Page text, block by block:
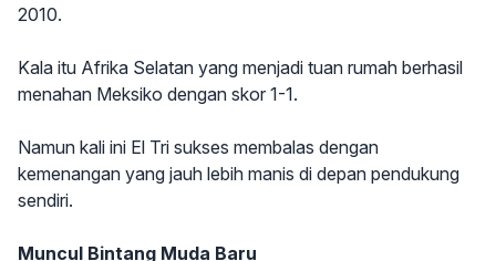
2010.
Kala itu Afrika Selatan yang menjadi tuan rumah berhasil
menahan Meksiko dengan skor 1-1.
Namun kali ini El Tri sukses membalas dengan
kemenangan yang jauh lebih manis di depan pendukung
sendiri.
Muncul Bintang Muda Baru